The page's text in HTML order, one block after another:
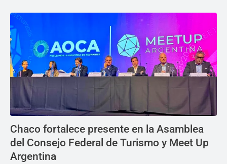
Chaco fortalece presente en la Asamblea
del Consejo Federal de Turismo y Meet Up
Argentina